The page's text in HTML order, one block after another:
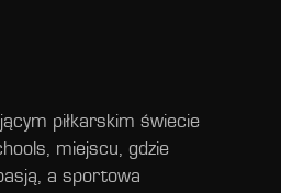
piłkarskim świecie
miejscu, gdzie
a sportowa